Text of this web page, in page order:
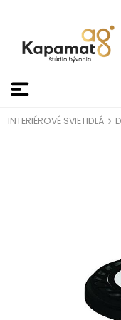
INTERIÉROVÉ SVIETIDLÁ